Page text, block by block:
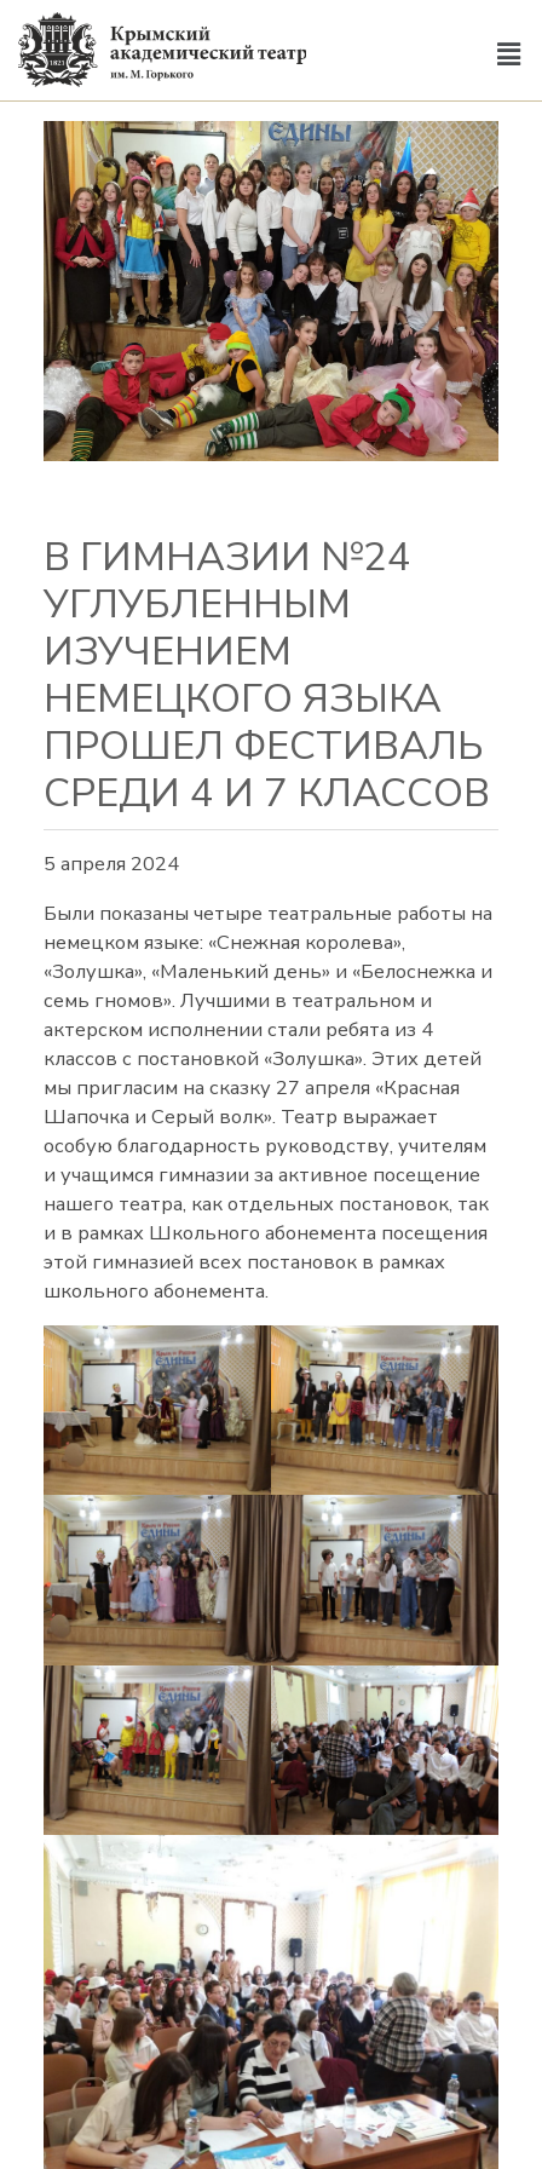
В ГИМНАЗИИ №24
УГЛУБЛЕННЫМ
ИЗУЧЕНИЕМ
НЕМЕЦКОГО ЯЗЫКА
ПРОШЕЛ ФЕСТИВАЛЬ
СРЕДИ 4 И 7 КЛАССОВ
5 апреля 2024
Были показаны четыре театральные работы на
немецком языке: «Снежная королева»,
«Золушка», «Маленький день» и «Белоснежка и
семь гномов». Лучшими в театральном и
актерском исполнении стали ребята из 4
классов с постановкой «Золушка». Этих детей
мы пригласим на сказку 27 апреля «Красная
Шапочка и Серый волк». Театр выражает
особую благодарность руководству, учителям
и учащимся гимназии за активное посещение
нашего театра, как отдельных постановок, так
и в рамках Школьного абонемента посещения
этой гимназией всех постановок в рамках
школьного абонемента.